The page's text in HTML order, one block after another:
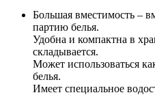
Большая вместимость –
партию белья.
Удобна и компактна в
складывается.
Может использоваться
белья.
Имеет специальное